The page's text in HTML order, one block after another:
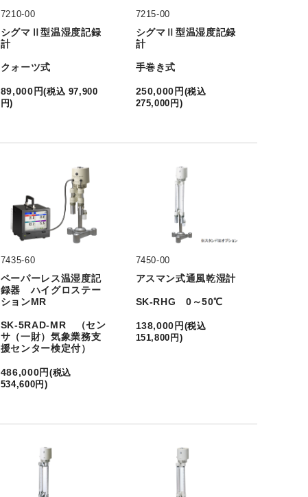
7210-00
シグマⅡ型温湿度記録
計
クォーツ式
89,000 円(税込 97,900
円)
7215-00
シグマⅡ型温湿度記録
計
手巻き式
250,000 円 (税込
275,000 円 )
7435-60
ペーパーレス温湿度記
録器 ハイグロステー
ションMR
SK-5RAD-MR （セン
サ（一財）気象業務支
援センター検定付）
486,000円 (税込
534,600円 )
7450-00
アスマン式通風乾湿計
SK-RHG 0～50℃
138,000 円 (税込
151,800 円 )